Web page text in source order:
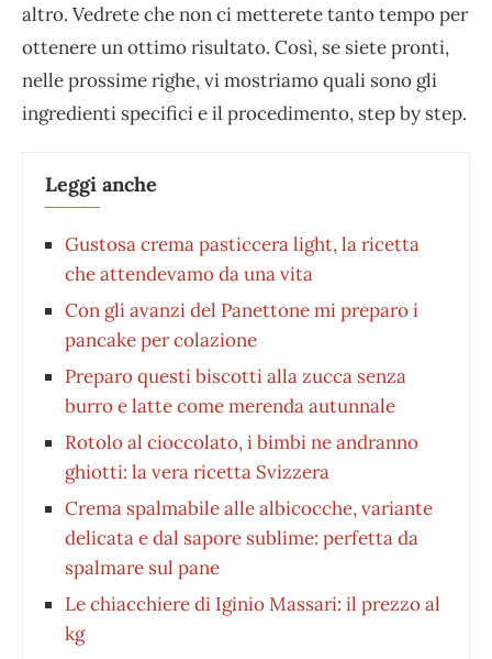
altro. Vedrete che non ci metterete tanto tempo per
ottenere un ottimo risultato. Così, se siete pronti,
nelle prossime righe, vi mostriamo quali sono gli
ingredienti specifici e il procedimento, step by step.
Leggi anche
Gustosa crema pasticcera light, la ricetta
che attendevamo da una vita
Con gli avanzi del Panettone mi preparo i
pancake per colazione
Preparo questi biscotti alla zucca senza
burro e latte come merenda autunnale
Rotolo al cioccolato, i bimbi ne andranno
ghiotti: la vera ricetta Svizzera
Crema spalmabile alle albicocche, variante
delicata e dal sapore sublime: perfetta da
spalmare sul pane
Le chiacchiere di Iginio Massari: il prezzo al
kg